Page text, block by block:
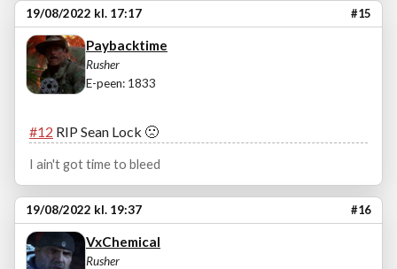
19/08/2022 kl. 17:17 #15
Paybacktime
Rusher
E-peen: 1833
#12 RIP Sean Lock 🙁
I ain't got time to bleed
19/08/2022 kl. 19:37 #16
VxChemical
Rusher